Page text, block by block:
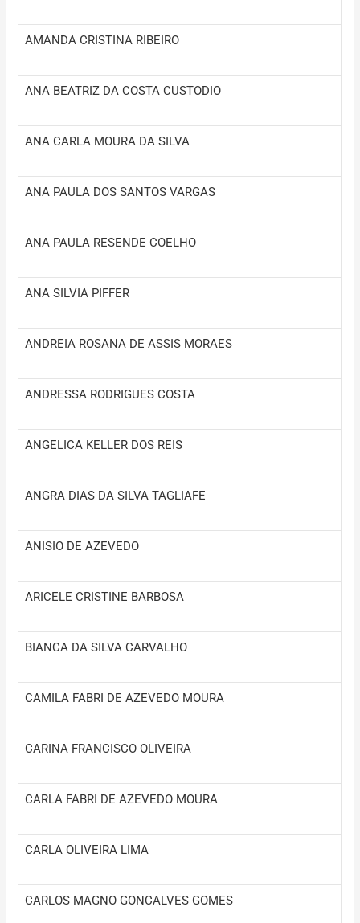
AMANDA CRISTINA RIBEIRO
ANA BEATRIZ DA COSTA CUSTODIO
ANA CARLA MOURA DA SILVA
ANA PAULA DOS SANTOS VARGAS
ANA PAULA RESENDE COELHO
ANA SILVIA PIFFER
ANDREIA ROSANA DE ASSIS MORAES
ANDRESSA RODRIGUES COSTA
ANGELICA KELLER DOS REIS
ANGRA DIAS DA SILVA TAGLIAFE
ANISIO DE AZEVEDO
ARICELE CRISTINE BARBOSA
BIANCA DA SILVA CARVALHO
CAMILA FABRI DE AZEVEDO MOURA
CARINA FRANCISCO OLIVEIRA
CARLA FABRI DE AZEVEDO MOURA
CARLA OLIVEIRA LIMA
CARLOS MAGNO GONCALVES GOMES